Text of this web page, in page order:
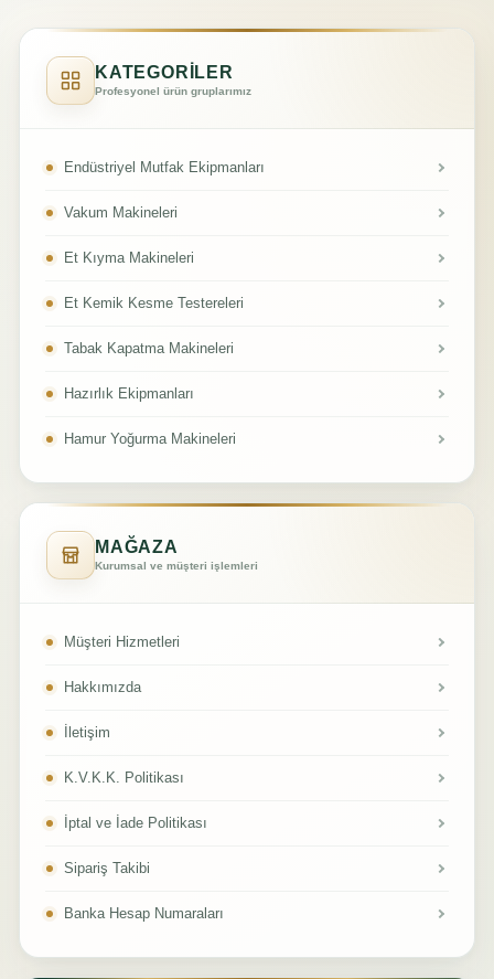
KATEGORİLER
Profesyonel ürün gruplarımız
Endüstriyel Mutfak Ekipmanları
Vakum Makineleri
Et Kıyma Makineleri
Et Kemik Kesme Testereleri
Tabak Kapatma Makineleri
Hazırlık Ekipmanları
Hamur Yoğurma Makineleri
MAĞAZA
Kurumsal ve müşteri işlemleri
Müşteri Hizmetleri
Hakkımızda
İletişim
K.V.K.K. Politikası
İptal ve İade Politikası
Sipariş Takibi
Banka Hesap Numaraları